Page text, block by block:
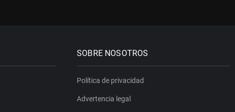
SOBRE NOSOTROS
Política de privacidad
Advertencia legal